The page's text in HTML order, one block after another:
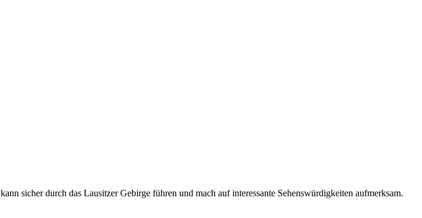
kann sicher durch das Lausitzer Gebirge führen und mach auf interessante Sehenswürdigkeiten aufmerksam.